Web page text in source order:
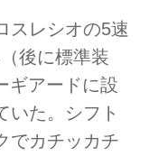
スレシオの5速
後に標準装
ギアードに設
いた。シフト
でカチッカチ